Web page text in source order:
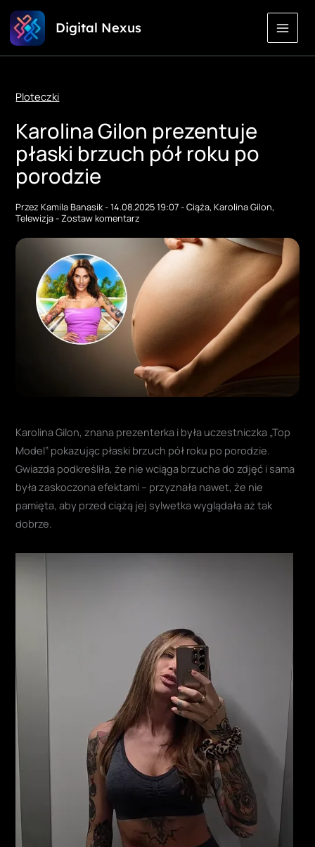
Przejdź
do
treści
Digital Nexus
Ploteczki
Karolina Gilon prezentuje
płaski brzuch pół roku po
porodzie
PrzezKamila Banasik-14.08.2025 19:07-Ciąża,Karolina Gilon,
Telewizja-Zostaw komentarz
Karolina Gilon, znana prezenterka i była uczestniczka „Top
Model” pokazując płaski brzuch pół roku po porodzie.
Gwiazda podkreśliła, że nie wciąga brzucha do zdjęć i sama
była zaskoczona efektami – przyznała nawet, że nie
pamięta, aby przed ciążą jej sylwetka wyglądała aż tak
dobrze.